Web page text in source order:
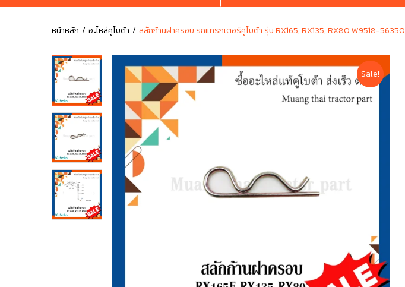
หน้าหลัก อะไหล่คูโบต้า สลักก้านฝาครอบ รถแทรกเตอร์คูโบต้า รุ่น RX165, RX135, RX80 W9518-56350
Sale!